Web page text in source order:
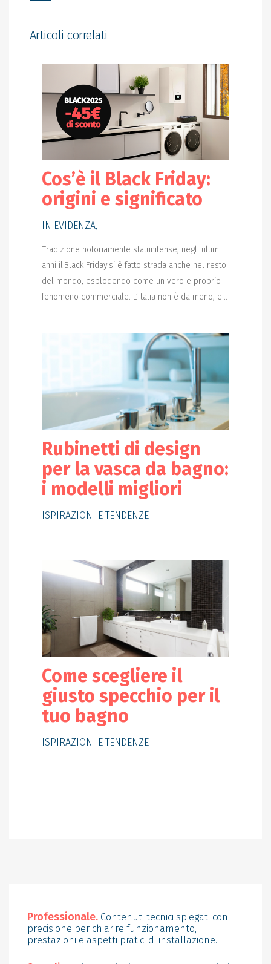
Articoli correlati
Cos’è il Black Friday:
origini e significato
IN EVIDENZA,
Tradizione notoriamente statunitense, negli ultimi
anni il Black Friday si è fatto strada anche nel resto
del mondo, esplodendo come un vero e proprio
fenomeno commerciale. L’Italia non è da meno, e...
Rubinetti di design
per la vasca da bagno:
i modelli migliori
ISPIRAZIONI E TENDENZE
Come scegliere il
giusto specchio per il
tuo bagno
ISPIRAZIONI E TENDENZE
Professionale. Contenuti tecnici spiegati con
precisione per chiarire funzionamento,
prestazioni e aspetti pratici di installazione.